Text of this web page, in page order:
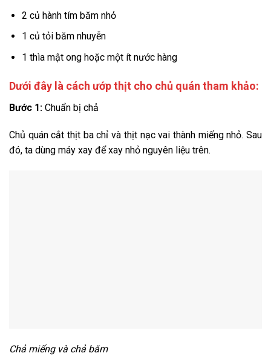
2 củ hành tím băm nhỏ
1 củ tỏi băm nhuyễn
1 thìa mật ong hoặc một ít nước hàng
Dưới đây là cách ướp thịt cho chủ quán tham khảo:
Bước 1: Chuẩn bị chả
Chủ quán cắt thịt ba chỉ và thịt nạc vai thành miếng nhỏ. Sau
đó, ta dùng máy xay để xay nhỏ nguyên liệu trên.
Chả miếng và chả băm